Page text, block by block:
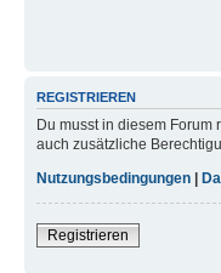
REGISTRIEREN
Du musst in diesem
auch zusätzliche
Nutzungsbedingungen
Registrieren